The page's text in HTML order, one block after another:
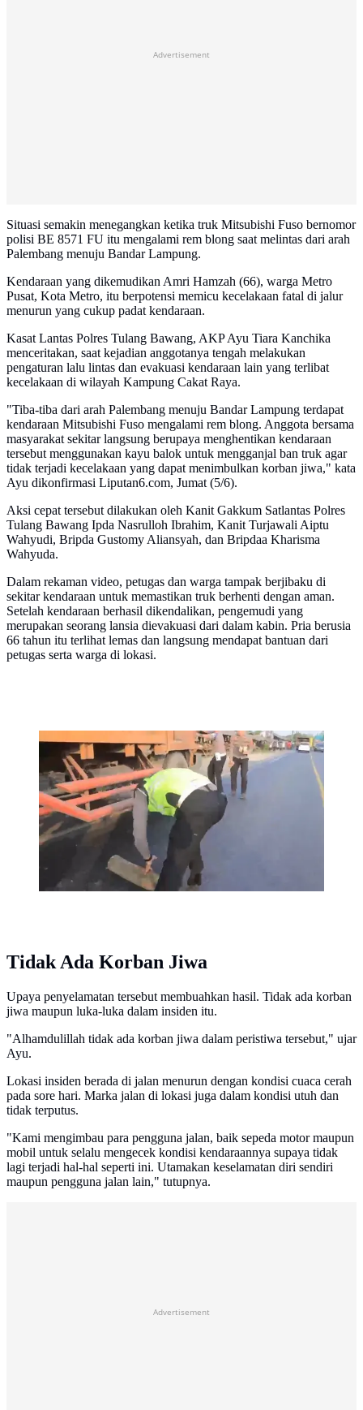
Advertisement
Situasi semakin menegangkan ketika truk Mitsubishi Fuso bernomor
polisi BE 8571 FU itu mengalami rem blong saat melintas dari arah
Palembang menuju Bandar Lampung.
Kendaraan yang dikemudikan Amri Hamzah (66), warga Metro
Pusat, Kota Metro, itu berpotensi memicu kecelakaan fatal di jalur
menurun yang cukup padat kendaraan.
Kasat Lantas Polres Tulang Bawang, AKP Ayu Tiara Kanchika
menceritakan, saat kejadian anggotanya tengah melakukan
pengaturan lalu lintas dan evakuasi kendaraan lain yang terlibat
kecelakaan di wilayah Kampung Cakat Raya.
"Tiba-tiba dari arah Palembang menuju Bandar Lampung terdapat
kendaraan Mitsubishi Fuso mengalami rem blong. Anggota bersama
masyarakat sekitar langsung berupaya menghentikan kendaraan
tersebut menggunakan kayu balok untuk mengganjal ban truk agar
tidak terjadi kecelakaan yang dapat menimbulkan korban jiwa," kata
Ayu dikonfirmasi Liputan6.com, Jumat (5/6).
Aksi cepat tersebut dilakukan oleh Kanit Gakkum Satlantas Polres
Tulang Bawang Ipda Nasrulloh Ibrahim, Kanit Turjawali Aiptu
Wahyudi, Bripda Gustomy Aliansyah, dan Bripdaa Kharisma
Wahyuda.
Dalam rekaman video, petugas dan warga tampak berjibaku di
sekitar kendaraan untuk memastikan truk berhenti dengan aman.
Setelah kendaraan berhasil dikendalikan, pengemudi yang
merupakan seorang lansia dievakuasi dari dalam kabin. Pria berusia
66 tahun itu terlihat lemas dan langsung mendapat bantuan dari
petugas serta warga di lokasi.
Tangkapan layar sejumlah Polantas di Tulang Bawang,
Lampung bantu ganjal truk rem blong.
(Liputan6.com/Istimewa).
Tidak Ada Korban Jiwa
Upaya penyelamatan tersebut membuahkan hasil. Tidak ada korban
jiwa maupun luka-luka dalam insiden itu.
"Alhamdulillah tidak ada korban jiwa dalam peristiwa tersebut," ujar
Ayu.
Lokasi insiden berada di jalan menurun dengan kondisi cuaca cerah
pada sore hari. Marka jalan di lokasi juga dalam kondisi utuh dan
tidak terputus.
"Kami mengimbau para pengguna jalan, baik sepeda motor maupun
mobil untuk selalu mengecek kondisi kendaraannya supaya tidak
lagi terjadi hal-hal seperti ini. Utamakan keselamatan diri sendiri
maupun pengguna jalan lain," tutupnya.
Advertisement